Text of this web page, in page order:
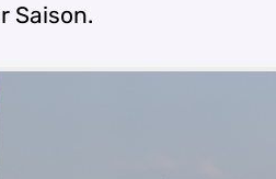
Saison.